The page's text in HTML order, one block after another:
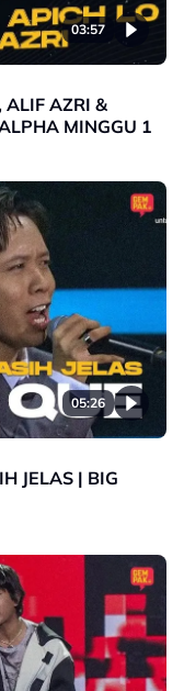
03:57
AZRI &
MINGGU 1
05:26
JELAS | BIG